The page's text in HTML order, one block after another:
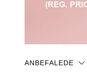
ANBEFALEDE